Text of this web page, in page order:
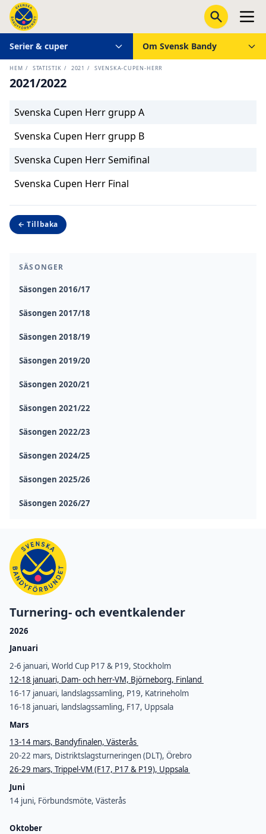
Serier & cuper Om Svensk Bandy
HEM / STATISTIK / 2021 / SVENSKA-CUPEN-HERR
SÄSONGER
Säsongen 2016/17
Säsongen 2017/18
Säsongen 2018/19
Säsongen 2019/20
Säsongen 2020/21
Säsongen 2021/22
Säsongen 2022/23
Säsongen 2024/25
Säsongen 2025/26
Säsongen 2026/27
2021/2022
Svenska Cupen Herr grupp A
Svenska Cupen Herr grupp B
Svenska Cupen Herr Semifinal
Svenska Cupen Herr Final
← Tillbaka
Turnering- och eventkalender
2026
Januari
2-6 januari, World Cup P17 & P19, Stockholm
12-18 januari, Dam- och herr-VM, Björneborg, Finland
16-17 januari, landslagssamling, P19, Katrineholm
16-18 januari, landslagssamling, F17, Uppsala
Mars
13-14 mars, Bandyfinalen, Västerås
20-22 mars, Distriktslagsturneringen (DLT), Örebro
26-29 mars, Trippel-VM (F17, P17 & P19), Uppsala
Juni
14 juni, Förbundsmöte, Västerås
Oktober